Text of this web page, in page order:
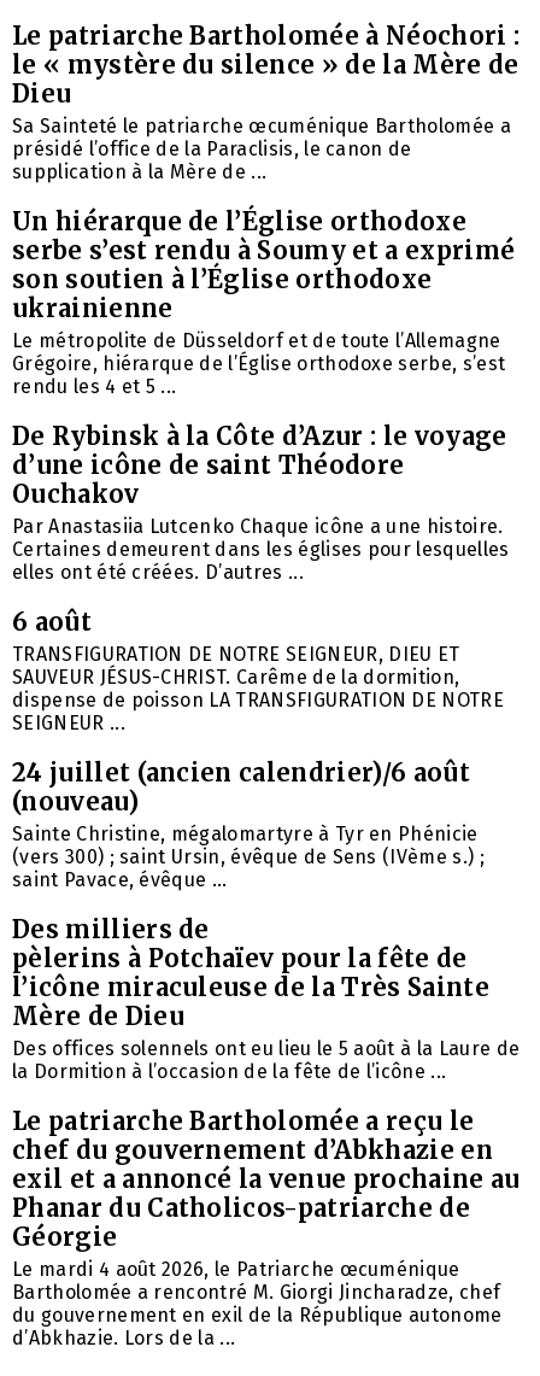
Le patriarche Bartholomée à Néochori :
le « mystère du silence » de la Mère de
Dieu
Sa Sainteté le patriarche œcuménique Bartholomée a
présidé l’office de la Paraclisis, le canon de
supplication à la Mère de ...
Un hiérarque de l’Église orthodoxe
serbe s’est rendu à Soumy et a exprimé
son soutien à l’Église orthodoxe
ukrainienne
Le métropolite de Düsseldorf et de toute l’Allemagne
Grégoire, hiérarque de l’Église orthodoxe serbe, s’est
rendu les 4 et 5 ...
De Rybinsk à la Côte d’Azur : le voyage
d’une icône de saint Théodore
Ouchakov
Par Anastasiia Lutcenko Chaque icône a une histoire.
Certaines demeurent dans les églises pour lesquelles
elles ont été créées. D’autres ...
6 août
TRANSFIGURATION DE NOTRE SEIGNEUR, DIEU ET
SAUVEUR JÉSUS-CHRIST. Carême de la dormition,
dispense de poisson LA TRANSFIGURATION DE NOTRE
SEIGNEUR ...
24 juillet (ancien calendrier)/6 août
(nouveau)
Sainte Christine, mégalomartyre à Tyr en Phénicie
(vers 300) ; saint Ursin, évêque de Sens (IVème s.) ;
saint Pavace, évêque ...
Des milliers de
pèlerins à Potchaïev pour la fête de
l’icône miraculeuse de la Très Sainte
Mère de Dieu
Des offices solennels ont eu lieu le 5 août à la Laure de
la Dormition à l’occasion de la fête de l’icône ...
Le patriarche Bartholomée a reçu le
chef du gouvernement d’Abkhazie en
exil et a annoncé la venue prochaine au
Phanar du Catholicos-patriarche de
Géorgie
Le mardi 4 août 2026, le Patriarche œcuménique
Bartholomée a rencontré M. Giorgi Jincharadze, chef
du gouvernement en exil de la République autonome
d’Abkhazie. Lors de la ...